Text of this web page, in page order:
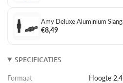
Amy Deluxe Aluminium
€8,49
SPECIFICATIES
Formaat Hoogte